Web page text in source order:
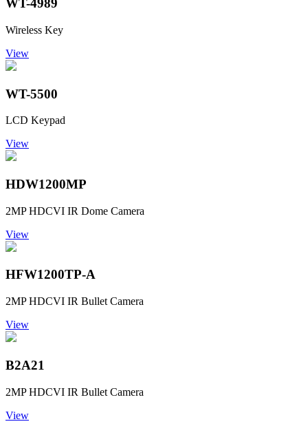
WT-4989
Wireless Key
View
WT-5500
LCD Keypad
View
HDW1200MP
2MP HDCVI IR Dome Camera
View
HFW1200TP-A
2MP HDCVI IR Bullet Camera
View
B2A21
2MP HDCVI IR Bullet Camera
View